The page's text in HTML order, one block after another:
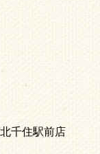
千住駅前店